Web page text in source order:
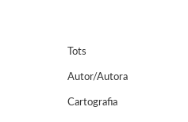
Tots
Autor/Autora
Cartografia